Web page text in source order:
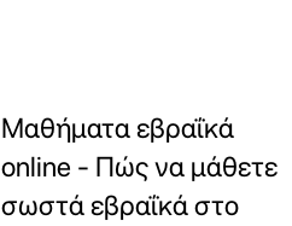
Μαθήματα εβραΐκά
online - Πώς να μάθετε
σωστά εβραΐκά στο